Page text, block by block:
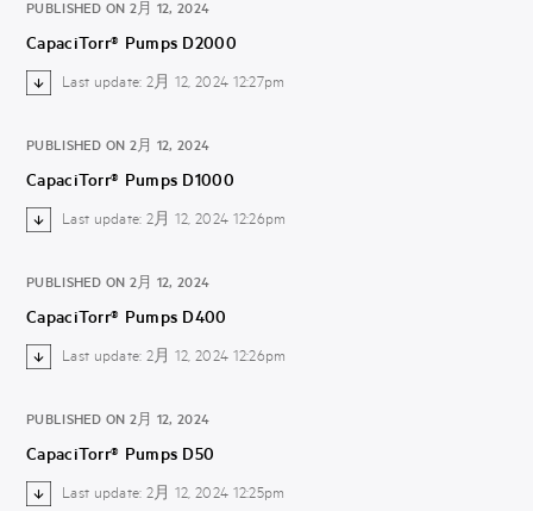
PUBLISHED ON 2月 12, 2024
CapaciTorr® Pumps D2000
Last update: 2月 12, 2024 12:27pm
PUBLISHED ON 2月 12, 2024
CapaciTorr® Pumps D1000
Last update: 2月 12, 2024 12:26pm
PUBLISHED ON 2月 12, 2024
CapaciTorr® Pumps D400
Last update: 2月 12, 2024 12:26pm
PUBLISHED ON 2月 12, 2024
CapaciTorr® Pumps D50
Last update: 2月 12, 2024 12:25pm